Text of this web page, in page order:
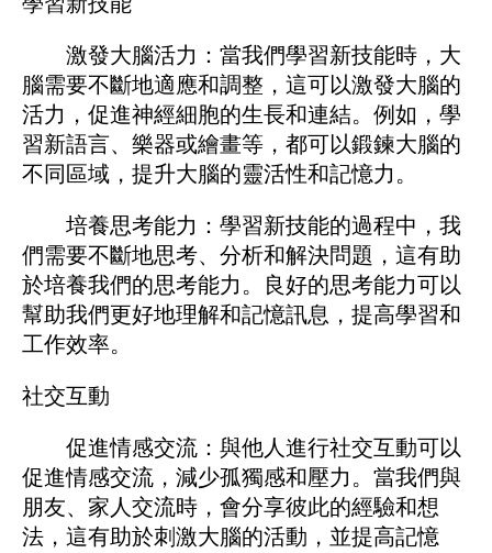
激發大腦活力：當我們學習新技能時，大
腦需要不斷地適應和調整，這可以激發大腦的
活力，促進神經細胞的生長和連結。例如，學
習新語言、樂器或繪畫等，都可以鍛鍊大腦的
不同區域，提升大腦的靈活性和記憶力。
培養思考能力：學習新技能的過程中，我
們需要不斷地思考、分析和解決問題，這有助
於培養我們的思考能力。良好的思考能力可以
幫助我們更好地理解和記憶訊息，提高學習和
工作效率。
社交互動
促進情感交流：與他人進行社交互動可以
促進情感交流，減少孤獨感和壓力。當我們與
朋友、家人交流時，會分享彼此的經驗和想
法，這有助於刺激大腦的活動，並提高記憶